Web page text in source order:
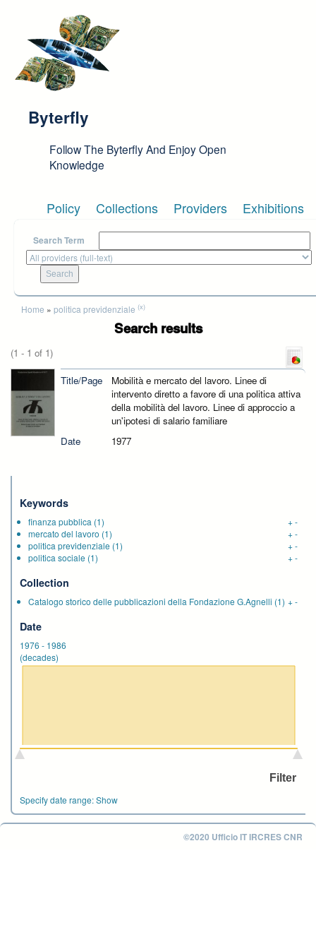
Byterfly
Follow The Byterfly And Enjoy Open
Knowledge
Policy Collections Providers Exhibitions
Search Term
You are here
Home » politica previdenziale (x)
Search results
(1 - 1 of 1)
Title/Page
Mobilità e mercato del lavoro. Linee di
intervento diretto a favore di una politica attiva
della mobilità del lavoro. Linee di approccio a
un'ipotesi di salario familiare
Date
1977
Keywords
finanza pubblica (1) +-
mercato del lavoro (1) +-
politica previdenziale (1) +-
politica sociale (1) +-
Collection
Catalogo storico delle pubblicazioni della Fondazione G.Agnelli (1) +-
Date
1976 - 1986
(decades)
Specify date range:Show
©2020 Ufficio IT IRCRES CNR